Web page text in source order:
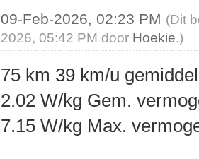
09-Feb-2026, 02:23 PM (Dit
2026, 05:42 PM door Hoekie.)
75 km 39 km/u
2.02 W/kg Gem.
7.15 W/kg Max.